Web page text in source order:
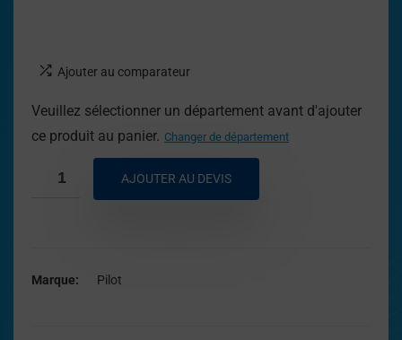
Ajouter au comparateur
Veuillez sélectionner un département avant d'ajouter
ce produit au panier. Changer de département
AJOUTER AU DEVIS
Marque Pilot